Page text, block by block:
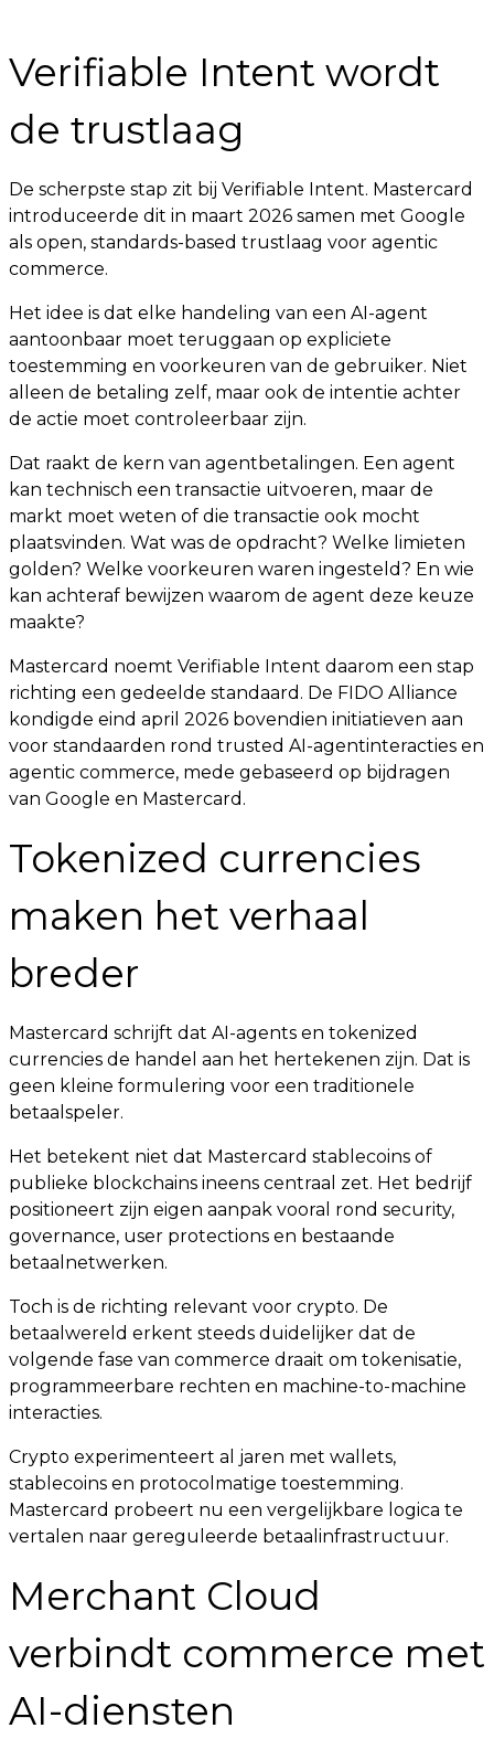
Verifiable Intent wordt
de trustlaag
De scherpste stap zit bij Verifiable Intent. Mastercard
introduceerde dit in maart 2026 samen met Google
als open, standards-based trustlaag voor agentic
commerce.
Het idee is dat elke handeling van een AI-agent
aantoonbaar moet teruggaan op expliciete
toestemming en voorkeuren van de gebruiker. Niet
alleen de betaling zelf, maar ook de intentie achter
de actie moet controleerbaar zijn.
Dat raakt de kern van agentbetalingen. Een agent
kan technisch een transactie uitvoeren, maar de
markt moet weten of die transactie ook mocht
plaatsvinden. Wat was de opdracht? Welke limieten
golden? Welke voorkeuren waren ingesteld? En wie
kan achteraf bewijzen waarom de agent deze keuze
maakte?
Mastercard noemt Verifiable Intent daarom een stap
richting een gedeelde standaard. De FIDO Alliance
kondigde eind april 2026 bovendien initiatieven aan
voor standaarden rond trusted AI-agentinteracties en
agentic commerce, mede gebaseerd op bijdragen
van Google en Mastercard.
Tokenized currencies
maken het verhaal
breder
Mastercard schrijft dat AI-agents en tokenized
currencies de handel aan het hertekenen zijn. Dat is
geen kleine formulering voor een traditionele
betaalspeler.
Het betekent niet dat Mastercard stablecoins of
publieke blockchains ineens centraal zet. Het bedrijf
positioneert zijn eigen aanpak vooral rond security,
governance, user protections en bestaande
betaalnetwerken.
Toch is de richting relevant voor crypto. De
betaalwereld erkent steeds duidelijker dat de
volgende fase van commerce draait om tokenisatie,
programmeerbare rechten en machine-to-machine
interacties.
Crypto experimenteert al jaren met wallets,
stablecoins en protocolmatige toestemming.
Mastercard probeert nu een vergelijkbare logica te
vertalen naar gereguleerde betaalinfrastructuur.
Merchant Cloud
verbindt commerce met
AI-diensten